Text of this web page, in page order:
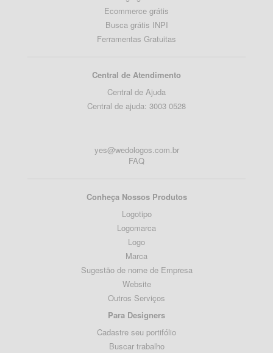
Ecommerce grátis
Busca grátis INPI
Ferramentas Gratuitas
Central de Atendimento
Central de Ajuda
Central de ajuda: 3003 0528
yes@wedologos.com.br
FAQ
Conheça Nossos Produtos
Logotipo
Logomarca
Logo
Marca
Sugestão de nome de Empresa
Website
Outros Serviços
Para Designers
Cadastre seu portifólio
Buscar trabalho